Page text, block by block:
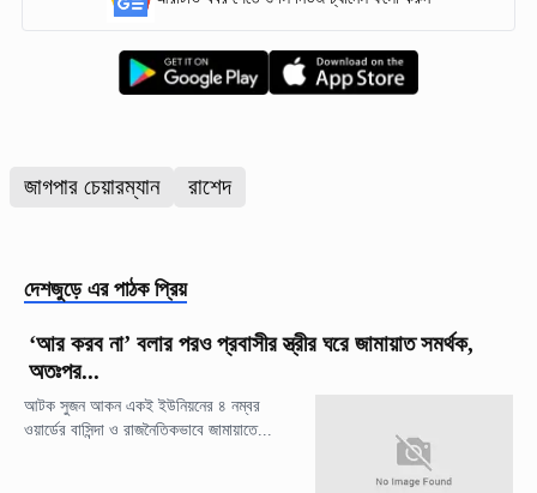
জাগপার চেয়ারম্যান রাশেদ
দেশজুড়ে এর পাঠক প্রিয়
‘আর করব না’ বলার পরও প্রবাসীর স্ত্রীর ঘরে জামায়াত সমর্থক,
অতঃপর...
আটক সুজন আকন একই ইউনিয়নের ৪ নম্বর
ওয়ার্ডের বাসিন্দা ও রাজনৈতিকভাবে জামায়াতে...